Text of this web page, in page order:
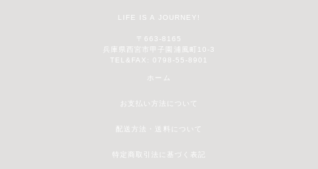
LIFE IS A JOURNEY!
〒663-8165
兵庫県西宮市甲子園浦風町10-3
TEL&FAX: 0798-55-8901
ホーム
お支払い方法について
配送方法・送料について
特定商取引法に基づく表記